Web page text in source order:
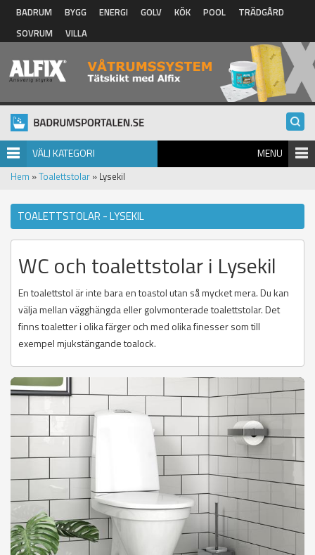
Hoppa till huvudinnehåll
BADRUM BYGG ENERGI GOLV KÖK POOL
TRÄDGÅRD
SOVRUM
VILLA
VÄLJ KATEGORI MENU
Hem »Toalettstolar » Lysekil
TOALETTSTOLAR - LYSEKIL
WC och toalettstolar i Lysekil
En toalettstol är inte bara en toastol utan så mycket mera. Du kan
välja mellan vägghängda eller golvmonterade toalettstolar. Det
finns toaletter i olika färger och med olika finesser som till
exempel mjukstängande toalock.